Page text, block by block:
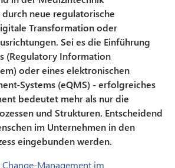
neue regulatorische
Transformation oder
Sei es die Einführung
(Regulatory Information
oder eines elektronischen
Systems (eQMS) - erfolgreiches
bedeutet mehr als nur die
und Strukturen. Entscheidend
im Unternehmen in den
eingebunden werden.
Change-Management im